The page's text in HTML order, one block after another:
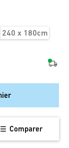
240 x 180cm
Comparer